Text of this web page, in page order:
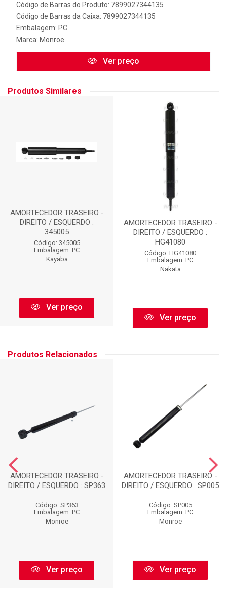
Código de Barras do Produto: 7899027344135
Código de Barras da Caixa: 7899027344135
Embalagem: PC
Marca: Monroe
Ver preço
Produtos Similares
AMORTECEDOR TRASEIRO -
DIREITO / ESQUERDO :
345005
Código: 345005
Embalagem: PC
Kayaba
Ver preço
AMORTECEDOR TRASEIRO -
DIREITO / ESQUERDO :
HG41080
Código: HG41080
Embalagem: PC
Nakata
Ver preço
Produtos Relacionados
AMORTECEDOR TRASEIRO -
DIREITO / ESQUERDO : SP363
Código: SP363
Embalagem: PC
Monroe
Ver preço
AMORTECEDOR TRASEIRO -
DIREITO / ESQUERDO : SP005
Código: SP005
Embalagem: PC
Monroe
Ver preço